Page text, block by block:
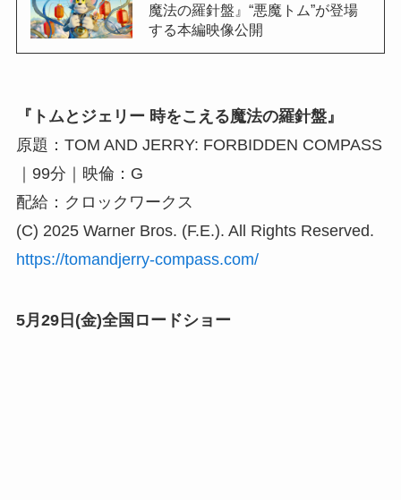
魔法の羅針盤』“悪魔トム”が登場
する本編映像公開
『トムとジェリー 時をこえる魔法の羅針盤』
原題：TOM AND JERRY: FORBIDDEN COMPASS
｜99分｜映倫：G
配給：クロックワークス
(C) 2025 Warner Bros. (F.E.). All Rights Reserved.
https://tomandjerry-compass.com/
5月29日(金)全国ロードショー